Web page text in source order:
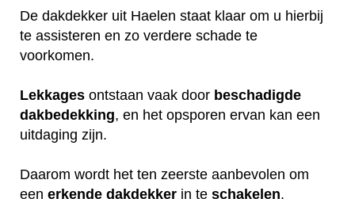
De dakdekker uit Haelen staat klaar om u hierbij
te assisteren en zo verdere schade te
voorkomen.
Lekkages ontstaan vaak door beschadigde
dakbedekking, en het opsporen ervan kan een
uitdaging zijn.
Daarom wordt het ten zeerste aanbevolen om
een erkende dakdekker in te schakelen.